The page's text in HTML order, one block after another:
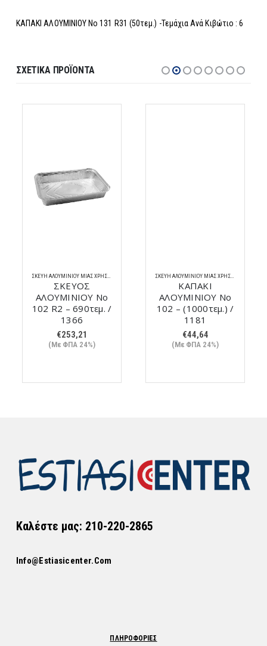
ΚΑΠΑΚΙ ΑΛΟΥΜΙΝΙΟΥ Νo 131 R31 (50τεμ.) -Τεμάχια Ανά Κιβώτιο : 6
ΣΧΕΤΙΚΆ ΠΡΟΪΌΝΤΑ
ΣΚΕΥΟΣ
ΑΛΟΥΜΙΝΙΟΥ Νο
102 R2 – 690τεμ. /
1366
€253,21
(Με ΦΠΑ 24%)
ΚΑΠΑΚΙ
ΑΛΟΥΜΙΝΙΟΥ Νο
102 – (1000τεμ.) /
1181
€44,64
(Με ΦΠΑ 24%)
Καλέστε μας: 210-220-2865
Info@estiasicenter.com
ΠΛΗΡΟΦΟΡΙΕΣ